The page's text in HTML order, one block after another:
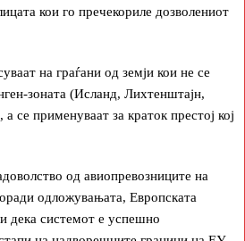
кои го пречекориле дозволениот
на граѓани од земји кои не се
зоната (Исланд, Лихтенштајн,
се применуваат за краток престој кој
од авиопревозниците на
одложувањата, Европската
дека системот е успешно